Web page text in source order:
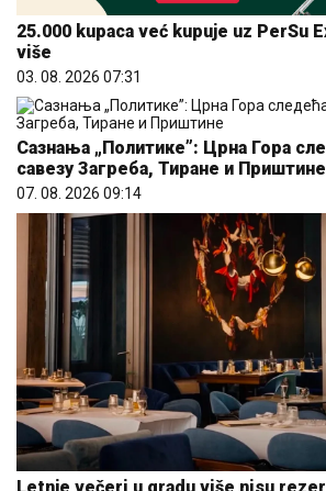
25.000 kupaca već kupuje uz PerSu
više
03. 08. 2026 07:31
Сазнања „Политике”: Црна Гора
савезу Загреба, Тиране и Приштине
07. 08. 2026 09:14